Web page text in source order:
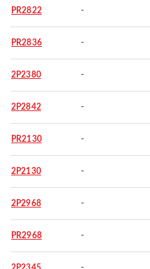
PR2822 -
PR2836 -
2P2380 -
2P2842 -
PR2130 -
2P2130 -
2P2968 -
PR2968 -